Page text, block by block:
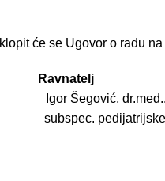
će se Ugovor o radu
Ravnatelj
Šegović, dr.med.,
pedijatrijske